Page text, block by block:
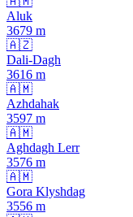
Aluk
3679 m
🇦🇿
Dali-Dagh
3616 m
🇦🇲
Azhdahak
3597 m
🇦🇲
Aghdagh Lerr
3576 m
🇦🇲
Gora Klyshdag
3556 m